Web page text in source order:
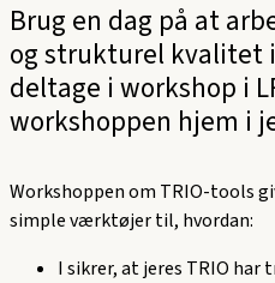
Brug en dag på at
og strukturel kvalitet
deltage i workshop i
workshoppen hjem i
Workshoppen om TRIO-tools
simple værktøjer til, hvordan:
I sikrer, at jeres TRIO